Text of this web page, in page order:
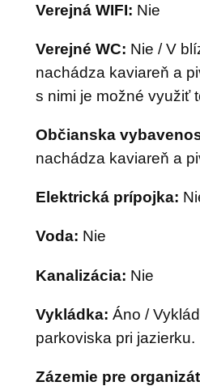
Verejná WIFI: Nie
Verejné WC: Nie / V
nachádza kaviareň a
s nimi je možné využiť
Občianska
nachádza kaviareň a
Elektrická prípojka:
Voda: Nie
Kanalizácia: Nie
Vykládka: Áno /
parkoviska pri jazierku.
Zázemie pre